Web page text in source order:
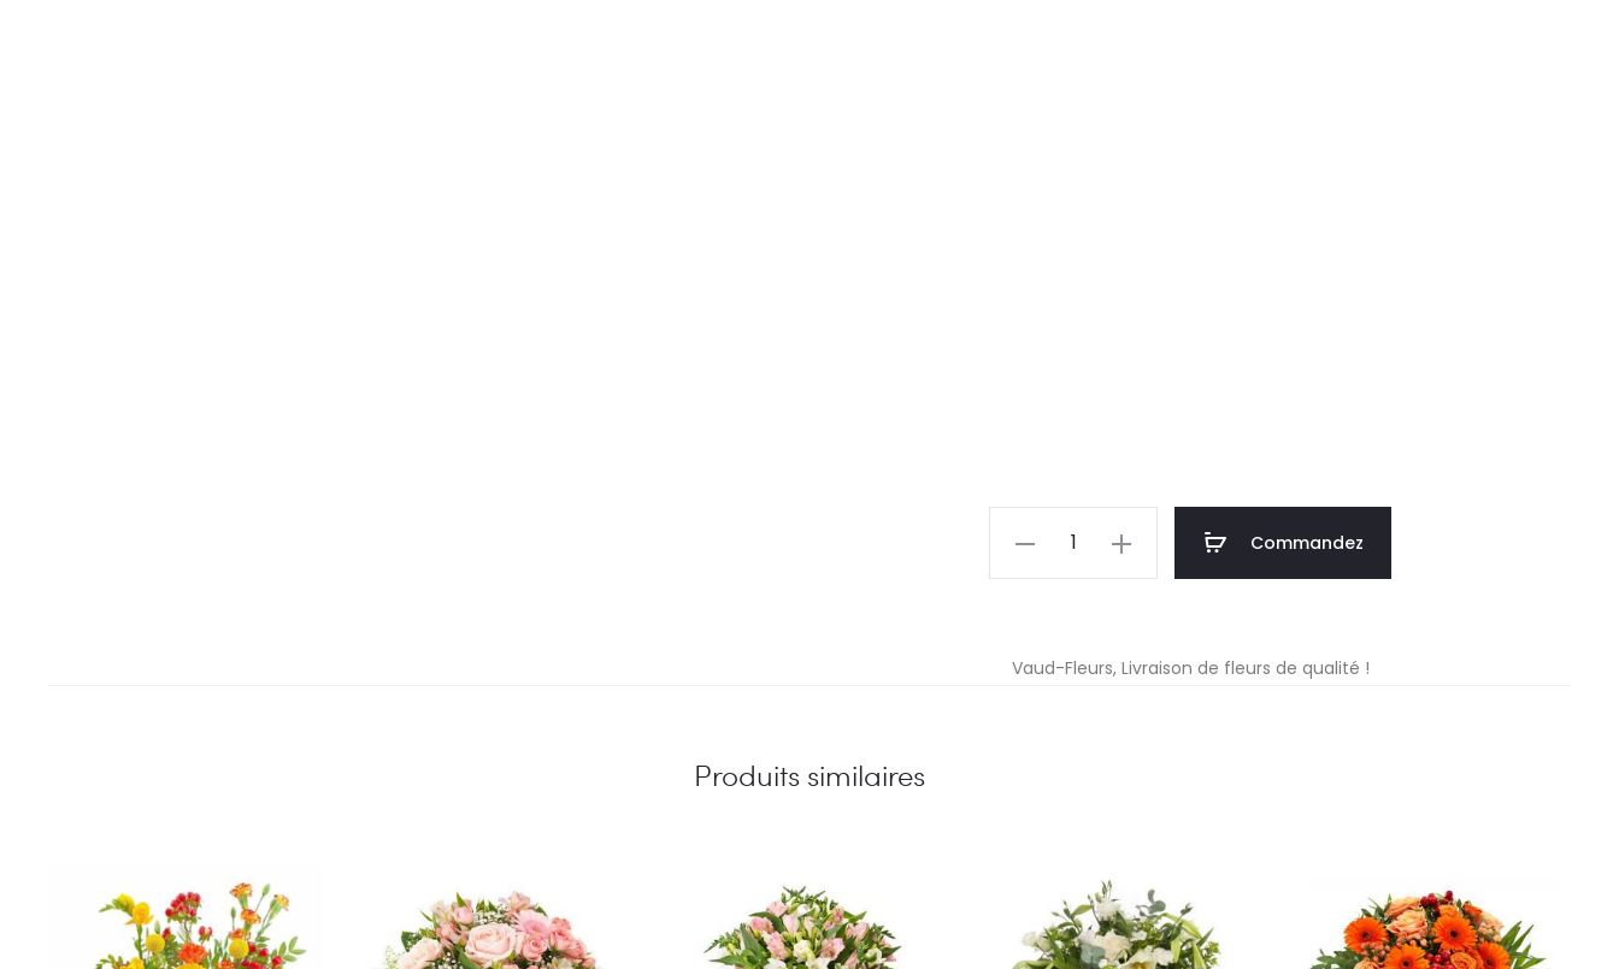
quantité
Commandez
Vaud-Fleurs, Livraison de fleurs de qualité !
Produits similaires